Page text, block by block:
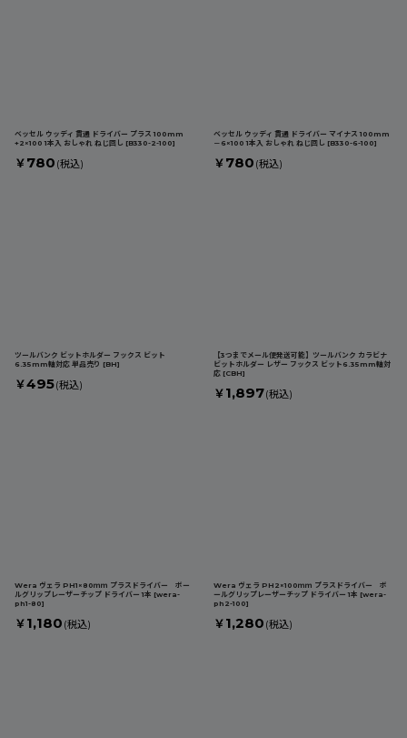
ベッセル ウッディ 貫通 ドライバー プラス 100mm
+2×100 1本入 おしゃれ ねじ回し [B330-2-100]
￥ 780 (税込)
ベッセル ウッディ 貫通 ドライバー マイナス 100mm
－6×100 1本入 おしゃれ ねじ回し [B330-6-100]
￥ 780 (税込)
ツールバンク ビットホルダー フックス ビット
6.35mm軸対応 単品売り [BH]
￥495(税込)
【3つまでメール便発送可能】ツールバンク カラビナ
ビットホルダー レザー フックス ビット6.35mm軸対
応 [CBH]
￥ 1,897(税込)
Wera ヴェラ PH1×80ｍｍ プラスドライバー ボー
ルグリップレーザーチップ ドライバー 1本 [wera-
ph1-80]
￥ 1,180 (税込)
Wera ヴェラ PH2×100ｍｍ プラスドライバー ボ
ールグリップレーザーチップ ドライバー 1本 [wera-
ph2-100]
￥ 1,280 (税込)